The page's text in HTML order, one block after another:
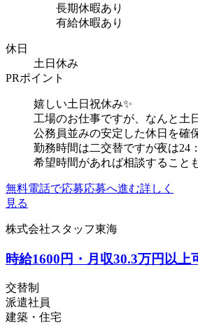
長期休暇あり
有給休暇あり
休日
土日休み
PRポイント
嬉しい土日祝休み✨
工場のお仕事ですが、なんと土
公務員並みの安定した休日を確
勤務時間は二交替ですが夜は24
希望時間があれば相談すること
無料電話で応募応募へ進む詳しく
見る
株式会社スタッフ東海
時給1600円・月収30.3万円以
交替制
派遣社員
建築・住宅